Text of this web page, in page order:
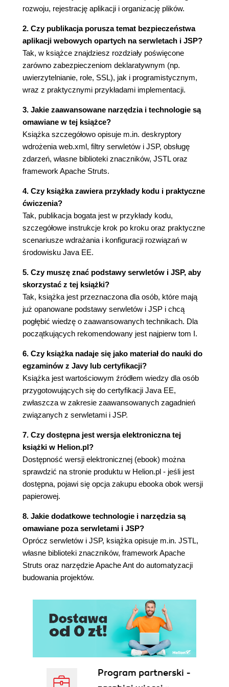
Skopiowanie aplikacji testApp do katalogu
Uruchomienie serwera Tomcat (36)
Wywołanie aplikacji testApp przy użyciu
adresu URL w postaci
http://localhost/testApp/zasób (37)
1.7. Współużytkowanie danych przez aplikacje
internetowe (39)
Rozdział 2. Kontrolowanie działania aplikacji przy
użyciu deskryptora web.xml (47)
2.1. Przeznaczenie deskryptora wdrożenia (48)
2.2. Definiowanie elementu głównego i elementu
nagłówka (48)
Wersja 2.4 specyfikacji serwletów (50)
Wersja 2.3 specyfikacji serwletów (53)
2.4. Przypisywanie nazw i własnych adresów URL
(55)
Przypisywanie nazw (56)
Definiowanie własnych adresów URL (57)
2.5. Wyłączanie serwletu wywołującego (64)
Zmiana odwzorowania wzorca adresu URL
/servlet/ (65)
Globalne wyłączanie serwletu wywołującego
na serwerze Tomcat (66)
2.6. Inicjalizowanie i wstępne ładowanie serwletów
i stron JSP (68)
Przypisywanie serwletom parametrów
inicjalizacyjnych (68)
Przypisywanie parametrów inicjalizacyjnych
JSP (71)
Parametry inicjalizacyjne na poziomie całej
Ładowanie serwletów w momencie
uruchamiania serwera (74)
2.7. Deklarowanie filtrów (78)
2.8. Definiowanie stron powitalnych (81)
2.9. Wyznaczanie stron obsługujących błędy (81)
Element error-code (82)
2.10. Definiowanie zabezpieczeń (86)
Definiowanie metody uwierzytelniania (86)
Ograniczanie dostępu do zasobów
Przypisywanie ról (91)
2.11. Kontrolowanie czasu wygasania sesji (92)
2.13. Przypisywanie plikom typów MIME (93)
2.14. Konfigurowanie stron JSP (94)
Lokalizacja deskryptorów bibliotek
znaczników (94)
Konfigurowanie właściwości stron JSP (95)
2.15. Kodowanie znaków (100)
rozwoju, rejestrację aplikacji i organizację plików.
2. Czy publikacja porusza temat bezpieczeństwa
aplikacji webowych opartych na serwletach i JSP?
Tak, w książce znajdziesz rozdziały poświęcone
zarówno zabezpieczeniom deklaratywnym (np.
uwierzytelnianie, role, SSL), jak i programistycznym,
wraz z praktycznymi przykładami implementacji.
3. Jakie zaawansowane narzędzia i technologie są
omawiane w tej książce?
Książka szczegółowo opisuje m.in. deskryptory
wdrożenia web.xml, filtry serwletów i JSP, obsługę
zdarzeń, własne biblioteki znaczników, JSTL oraz
framework Apache Struts.
4. Czy książka zawiera przykłady kodu i praktyczne
ćwiczenia?
Tak, publikacja bogata jest w przykłady kodu,
szczegółowe instrukcje krok po kroku oraz praktyczne
scenariusze wdrażania i konfiguracji rozwiązań w
środowisku Java EE.
5. Czy muszę znać podstawy serwletów i JSP, aby
skorzystać z tej książki?
Tak, książka jest przeznaczona dla osób, które mają
już opanowane podstawy serwletów i JSP i chcą
pogłębić wiedzę o zaawansowanych technikach. Dla
początkujących rekomendowany jest najpierw tom I.
6. Czy książka nadaje się jako materiał do nauki do
egzaminów z Javy lub certyfikacji?
Książka jest wartościowym źródłem wiedzy dla osób
przygotowujących się do certyfikacji Java EE,
zwłaszcza w zakresie zaawansowanych zagadnień
związanych z serwletami i JSP.
7. Czy dostępna jest wersja elektroniczna tej
książki w Helion.pl?
Dostępność wersji elektronicznej (ebook) można
sprawdzić na stronie produktu w Helion.pl - jeśli jest
dostępna, pojawi się opcja zakupu ebooka obok wersji
papierowej.
8. Jakie dodatkowe technologie i narzędzia są
omawiane poza serwletami i JSP?
Oprócz serwletów i JSP, książka opisuje m.in. JSTL,
własne biblioteki znaczników, framework Apache
Struts oraz narzędzie Apache Ant do automatyzacji
budowania projektów.
Program partnerski -